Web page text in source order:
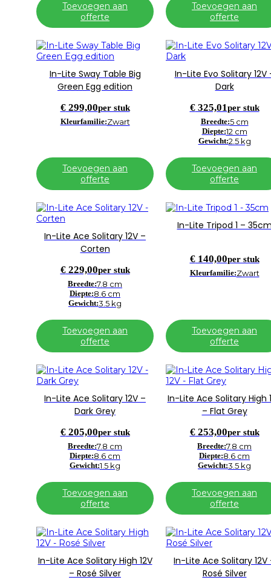
Toevoegen aan
offerte
Toevoegen aan
offerte
In-Lite Sway Table Big
Green Egg edition
€299,00per stuk
Kleurfamilie:Zwart
Toevoegen aan
offerte
In-Lite Evo Solitary 12V
Dark
€325,01per stuk
Breedte:5 cm
Diepte:12 cm
Gewicht:2.5 kg
Toevoegen aan
offerte
In-Lite Ace Solitary 12V –
Corten
€229,00per stuk
Breedte:7.8 cm
Diepte:8.6 cm
Gewicht:3.5 kg
Toevoegen aan
offerte
In-Lite Tripod 1 –
€140,00per stuk
Kleurfamilie:Zwart
Toevoegen aan
offerte
In-Lite Ace Solitary 12V –
Dark Grey
€205,00per stuk
Breedte:7.8 cm
Diepte:8.6 cm
Gewicht:1.5 kg
Toevoegen aan
offerte
In-Lite Ace Solitary High
– Flat Grey
€253,00per stuk
Breedte:7.8 cm
Diepte:8.6 cm
Gewicht:3.5 kg
Toevoegen aan
offerte
In-Lite Ace Solitary High 12V
– Rosé Silver
In-Lite Ace Solitary 12V
Rosé Silver